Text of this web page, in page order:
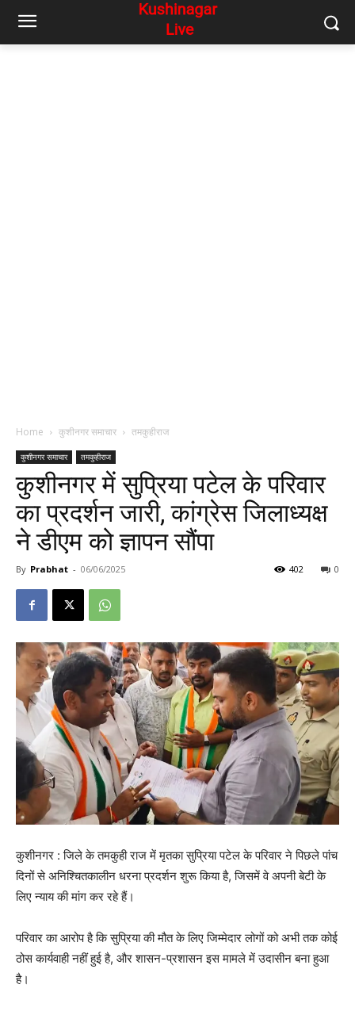
Home कुशीनगर समाचार तमकुहीराज
कुशीनगर समाचार तमकुहीराज
कुशीनगर में सुप्रिया पटेल के परिवार
का प्रदर्शन जारी, कांग्रेस जिलाध्यक्ष
ने डीएम को ज्ञापन सौंपा
By Prabhat - 06/06/2025 0
402
कुशीनगर : जिले के तमकुही राज में मृतका सुप्रिया पटेल के परिवार ने पिछले पांच
दिनों से अनिश्चितकालीन धरना प्रदर्शन शुरू किया है, जिसमें वे अपनी बेटी के
लिए न्याय की मांग कर रहे हैं।
परिवार का आरोप है कि सुप्रिया की मौत के लिए जिम्मेदार लोगों को अभी तक कोई
ठोस कार्यवाही नहीं हुई है, और शासन-प्रशासन इस मामले में उदासीन बना हुआ
है।